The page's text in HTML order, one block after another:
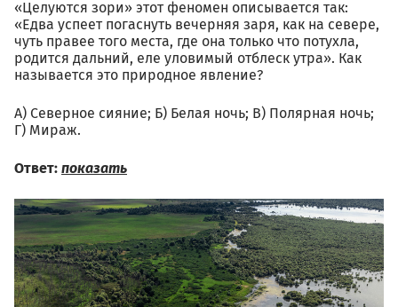
«Целуются зори» этот феномен описывается так:
«Едва успеет погаснуть вечерняя заря, как на севере,
чуть правее того места, где она только что потухла,
родится дальний, еле уловимый отблеск утра». Как
называется это природное явление?
А) Северное сияние; Б) Белая ночь; В) Полярная ночь;
Г) Мираж.
Ответ: показать
1.10.jpg